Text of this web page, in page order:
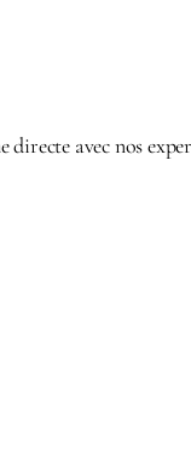
directe avec nos